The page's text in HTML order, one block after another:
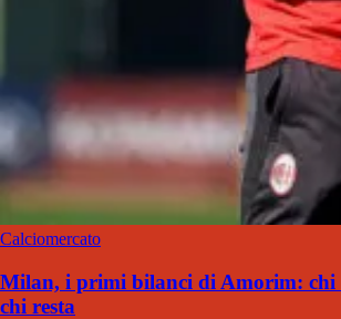
Calciomercato
Milan, i primi bilanci di Amorim: chi
chi resta